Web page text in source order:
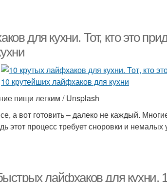
для кухни. Тот, кто это
пищи легким / Unsplash
а вот готовить – далеко не каждый.
этот процесс требует сноровки и немалых
лайфхаков для кухни.